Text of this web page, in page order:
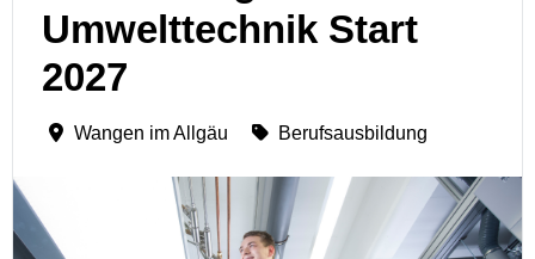
Umwelttechnik Start
2027
Wangen im Allgäu Berufsausbildung